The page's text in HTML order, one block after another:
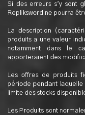
Si des erreurs s’y sont
Repliksword ne pourra
La description
produits a une valeur
notamment dans le
apporteraient des
Les offres de produits
période pendant laquelle
limite des stocks
Les Produits sont